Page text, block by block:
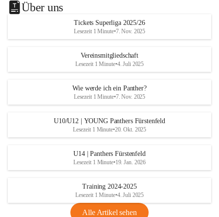
Über uns
Tickets Superliga 2025/26
Lesezeit 1 Minute•7. Nov. 2025
Vereinsmitgliedschaft
Lesezeit 1 Minute•4. Juli 2025
Wie werde ich ein Panther?
Lesezeit 1 Minute•7. Nov. 2025
U10/U12 | YOUNG Panthers Fürstenfeld
Lesezeit 1 Minute•20. Okt. 2025
U14 | Panthers Fürstenfeld
Lesezeit 1 Minute•19. Jan. 2026
Training 2024-2025
Lesezeit 1 Minute•4. Juli 2025
Alle Artikel sehen